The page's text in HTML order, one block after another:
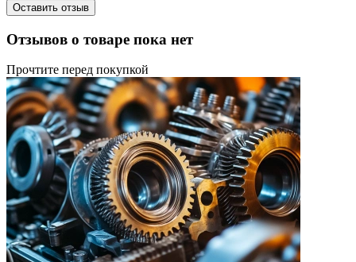
Оставить отзыв
Отзывов о товаре пока нет
Прочтите перед покупкой